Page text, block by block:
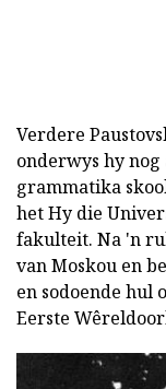
Verdere
onderwys hy
grammatika
het Hy die
fakulteit. Na 'n
van Moskou en
en sodoende hul
Eerste